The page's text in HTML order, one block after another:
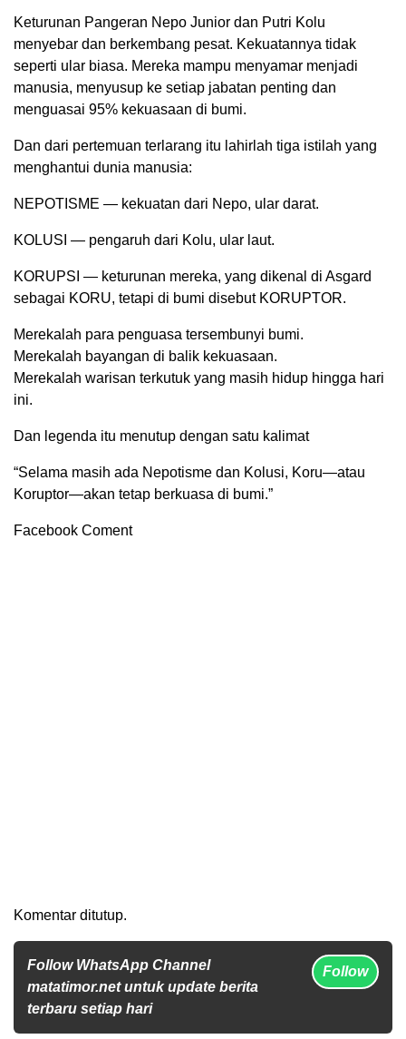
Keturunan Pangeran Nepo Junior dan Putri Kolu
menyebar dan berkembang pesat. Kekuatannya tidak
seperti ular biasa. Mereka mampu menyamar menjadi
manusia, menyusup ke setiap jabatan penting dan
menguasai 95% kekuasaan di bumi.
Dan dari pertemuan terlarang itu lahirlah tiga istilah yang
menghantui dunia manusia:
NEPOTISME — kekuatan dari Nepo, ular darat.
KOLUSI — pengaruh dari Kolu, ular laut.
KORUPSI — keturunan mereka, yang dikenal di Asgard
sebagai KORU, tetapi di bumi disebut KORUPTOR.
Merekalah para penguasa tersembunyi bumi.
Merekalah bayangan di balik kekuasaan.
Merekalah warisan terkutuk yang masih hidup hingga hari
ini.
Dan legenda itu menutup dengan satu kalimat
“Selama masih ada Nepotisme dan Kolusi, Koru—atau
Koruptor—akan tetap berkuasa di bumi.”
Facebook Coment
Komentar ditutup.
Follow WhatsApp Channel
matatimor.net untuk update berita
terbaru setiap hari
Follow